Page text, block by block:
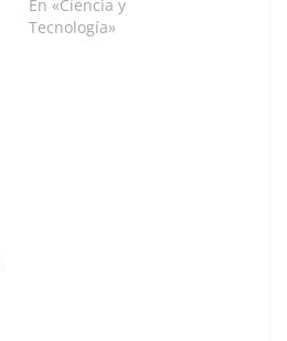
carranchina, propia del
Caribe colombiano,
En «Ciencia y
Tecnología»